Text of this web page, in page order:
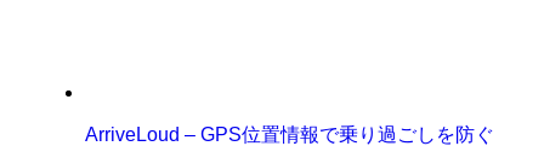
ArriveLoud – GPS位置情報で乗り過ごしを防ぐ